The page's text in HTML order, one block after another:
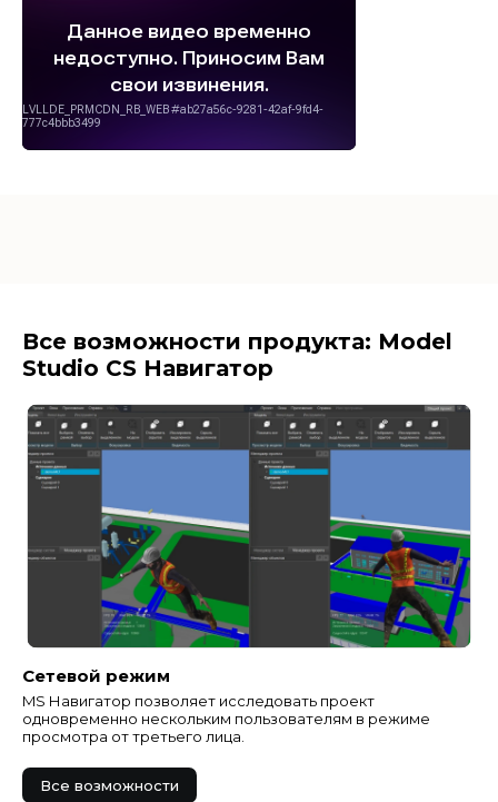
Все возможности продукта: Model
Studio CS Навигатор
Сетевой режим
MS Навигатор позволяет исследовать проект
одновременно нескольким пользователям в режиме
просмотра от третьего лица.
Все возможности